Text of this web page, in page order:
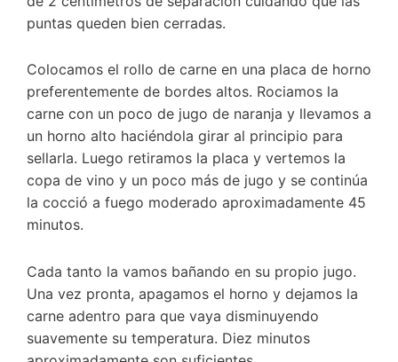
puntas queden bien cerradas.
Colocamos el rollo de carne en una placa de horno
preferentemente de bordes altos. Rociamos la
carne con un poco de jugo de naranja y llevamos a
un horno alto haciéndola girar al principio para
sellarla. Luego retiramos la placa y vertemos la
copa de vino y un poco más de jugo y se continúa
la cocció a fuego moderado aproximadamente 45
minutos.
Cada tanto la vamos bañando en su propio jugo.
Una vez pronta, apagamos el horno y dejamos la
carne adentro para que vaya disminuyendo
suavemente su temperatura. Diez minutos